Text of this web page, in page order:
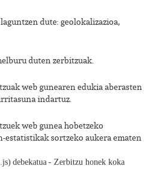
dute: geolokalizazioa,
duten zerbitzuak.
web gunearen edukia aberasten
indartuz.
web gunea hobetzeko
sortzeko aukera ematen
debekatua - Zerbitzu honek koka